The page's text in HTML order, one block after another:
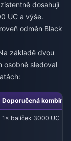
dosahují
UC a výše.
odměn Black
základě dvou
osobně sledoval
Doporučená
1× balíček 3000 UC